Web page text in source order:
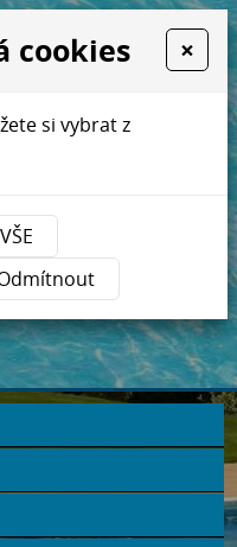
...
BAZÉNŮ
E-SHOP
cookies ×
si vybrat z